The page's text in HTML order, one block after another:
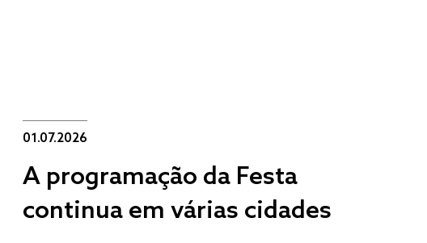
01.07.2026
A programação da Festa
continua em várias cidades